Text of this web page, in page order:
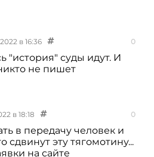
в 16:36 0
"история" суды идут. И
не пишет
в 18:18 0
в передачу человек и
сдвинут эту тягомотину...
на сайте